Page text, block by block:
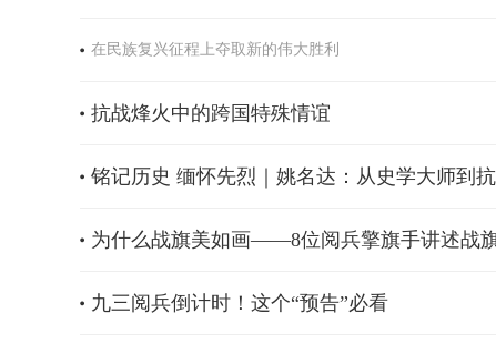
在民族复兴征程上夺取新的伟大胜利
抗战烽火中的跨国特殊情谊
铭记历史 缅怀先烈｜姚名达：从史学大师到
为什么战旗美如画——8位阅兵擎旗手讲述战
九三阅兵倒计时！这个“预告”必看